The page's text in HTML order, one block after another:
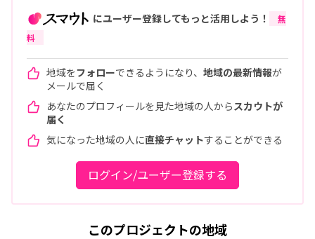
にユーザー登録してもっと活用しよう！
無
料
地域をフォローできるようになり、 地域の最新情報が
メールで届く
あなたのプロフィールを見た地域の人から スカウトが
届く
気になった地域の人に直接チャットすることができる
ログイン/ユーザー登録する
このプロジェクトの地域